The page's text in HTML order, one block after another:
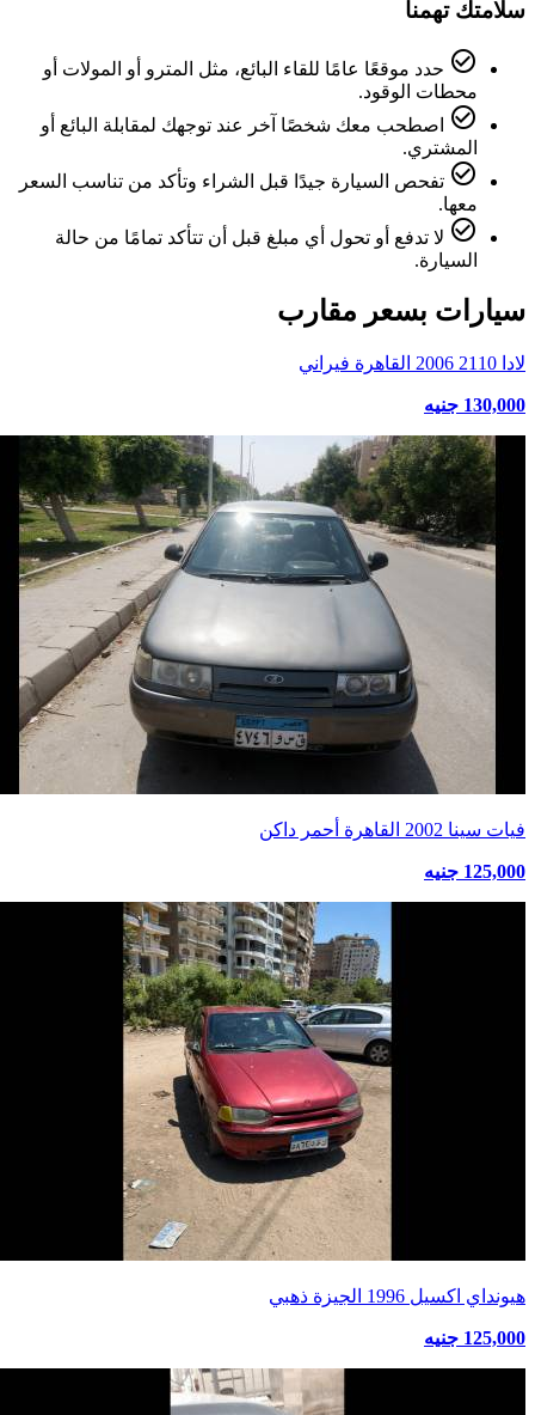
سلامتك تهمنا
check_circle_outline حدد موقعًا عامًا للقاء البائع، مثل المترو أو المولات أو
محطات الوقود.
check_circle_outline
اصطحب معك شخصًا آخر عند توجهك لمقابلة البائع أو
المشتري.
check_circle_outline تفحص السيارة جيدًا قبل الشراء وتأكد من تناسب السعر
معها.
check_circle_outline لا تدفع أو تحول أي مبلغ قبل أن تتأكد تمامًا من حالة
السيارة.
سيارات بسعر مقارب
لادا 2110 2006 القاهرة فيراني
130,000 جنيه
فيات سينا 2002 القاهرة أحمر داكن
125,000 جنيه
هيونداي اكسيل 1996 الجيزة ذهبي
125,000 جنيه